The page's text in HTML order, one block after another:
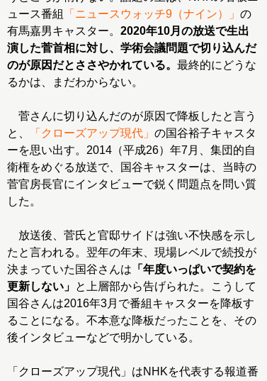
ュース番組
「ニュースウォッチ9（ナイン）」 の
有馬嘉男キャスター。 2020年10月の放送で生出
演した菅首相に対し、学術会議問題で切り込んだ
のが原因だとささやかれている。 最終的にどうな
るかは、まだわからない。
菅さんに切り込んだのが原因で降板したと言う
と、
「クローズアップ現代」 の国谷裕子キャスタ
ーを思い出す。2014（平成26）年7月、集団的自
衛権をめぐる放送で、国谷キャスターは、当時の
菅官房長官にインタビューで鋭く問題点を問い質
した。
放送後、菅氏と官邸サイドは強い不快感を示し
たと言われる。翌年の年末、現場レベルで続投が
決まっていた国谷さんは 「年度いっぱいで契約を
更新しない」 と上層部から告げられた。こうして
国谷さんは2016年3月で番組キャスターを降板す
ることになる。不本意な降板だったことを、その
後インタビューなどで明かしている。
「クローズアップ現代」はNHKを代表する報道番